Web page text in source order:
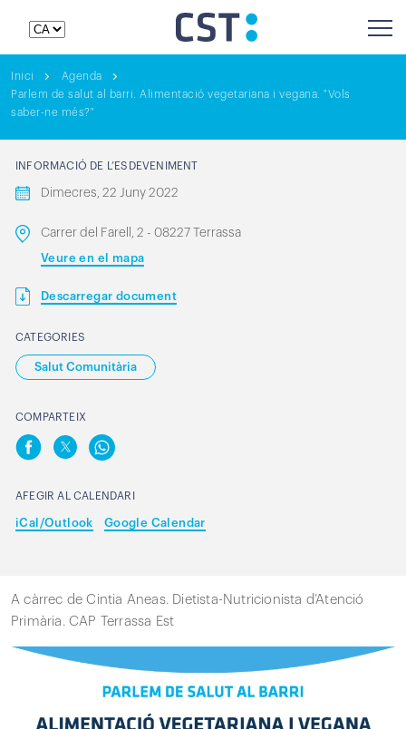
Inici
Agenda
Parlem de salut al barri. Alimentació vegetariana i vegana. "Vols
saber-ne més?"
INFORMACIÓ DE L’ESDEVENIMENT
Dimecres, 22 Juny 2022
Carrer del Farell, 2 - 08227 Terrassa
Veure en el mapa
Descarregar document
CATEGORIES
Salut Comunitària
COMPARTEIX
AFEGIR AL CALENDARI
iCal/Outlook Google Calendar
A càrrec de Cintia Aneas. Dietista-Nutricionista d’Atenció
Primària. CAP Terrassa Est